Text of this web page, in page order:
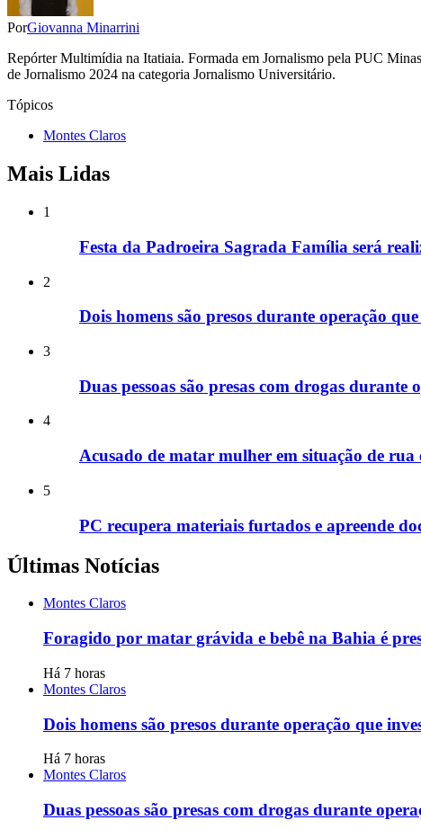
PorGiovanna Minarrini
Repórter Multimídia na Itatiaia. Formada em Jornalismo pela PUC
de Jornalismo 2024 na categoria Jornalismo Universitário.
Tópicos
Montes Claros
Mais Lidas
1
Festa da Padroeira Sagrada Família será
2
Dois homens são presos durante operação
3
Duas pessoas são presas com drogas
4
Acusado de matar mulher em situação de
5
PC recupera materiais furtados e apreende
Últimas Notícias
Montes Claros
Foragido por matar grávida e bebê na Bahia é
Há 7 horas
Montes Claros
Dois homens são presos durante operação que
Há 7 horas
Montes Claros
Duas pessoas são presas com drogas durante